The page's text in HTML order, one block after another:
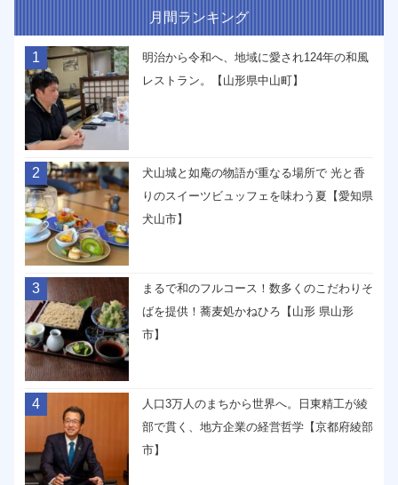
月間ランキング
1
明治から令和へ、地域に愛され124年の和風
レストラン。【山形県中山町】
2
犬山城と如庵の物語が重なる場所で 光と香
りのスイーツビュッフェを味わう夏【愛知県
犬山市】
3
まるで和のフルコース！数多くのこだわりそ
ばを提供！蕎麦処かねひろ【山形 県山形
市】
4
人口3万人のまちから世界へ。日東精工が綾
部で貫く、地方企業の経営哲学【京都府綾部
市】